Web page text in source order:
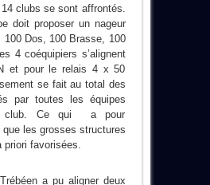
clubs se sont affrontés.
doit proposer un nageur
Dos, 100 Brasse, 100
4 coéquipiers s’alignent
et pour le relais 4 x 50
se fait au total des
par toutes les équipes
club. Ce qui a pour
que les grosses structures
priori favorisées.
Trébéen a pu aligner deux